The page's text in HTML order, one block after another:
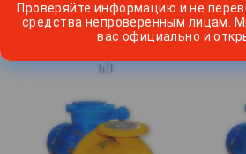
Проверяйте информацию и не
средства непроверенным лицам.
вас официально и